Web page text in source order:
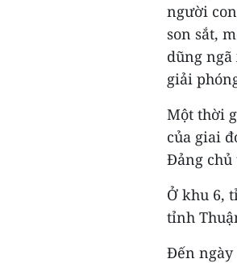
người
son sắt,
dũng
giải
Một thời
của giai
Đảng
Ở khu 6,
tỉnh
Đến ngày